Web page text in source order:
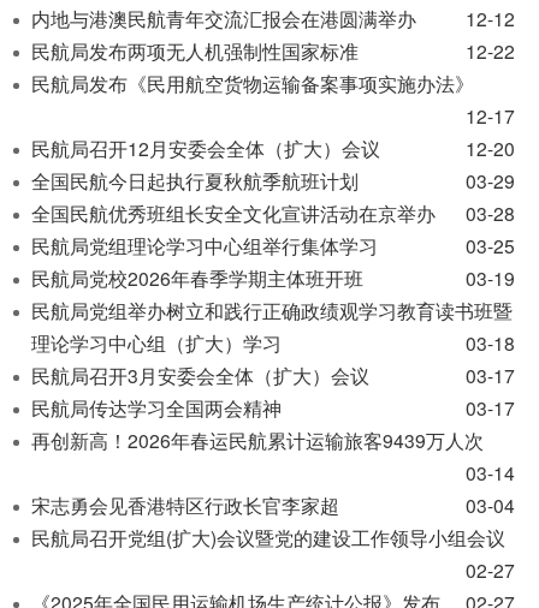
内地与港澳民航青年交流汇报会在港圆满举办
12-12
民航局发布两项无人机强制性国家标准
12-22
民航局发布《民用航空货物运输备案事项实施办法》
12-17
民航局召开12月安委会全体（扩大）会议
12-20
全国民航今日起执行夏秋航季航班计划
03-29
全国民航优秀班组长安全文化宣讲活动在京举办
03-28
民航局党组理论学习中心组举行集体学习
03-25
民航局党校2026年春季学期主体班开班
03-19
民航局党组举办树立和践行正确政绩观学习教育读书班暨
理论学习中心组（扩大）学习
03-18
民航局召开3月安委会全体（扩大）会议
03-17
民航局传达学习全国两会精神
03-17
再创新高！2026年春运民航累计运输旅客9439万人次
03-14
宋志勇会见香港特区行政长官李家超
03-04
民航局召开党组(扩大)会议暨党的建设工作领导小组会议
02-27
《2025年全国民用运输机场生产统计公报》发布
02-27
键
导
模
式